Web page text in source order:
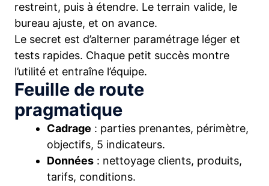
restreint, puis à étendre. Le terrain valide, le
bureau ajuste, et on avance.
Le secret est d’alterner paramétrage léger et
tests rapides. Chaque petit succès montre
l’utilité et entraîne l’équipe.
Feuille de route
pragmatique
Cadrage : parties prenantes, périmètre,
objectifs, 5 indicateurs.
Données : nettoyage clients, produits,
tarifs, conditions.